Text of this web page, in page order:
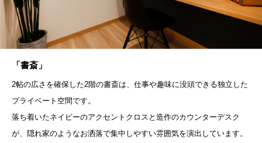
「書斎」
2帖の広さを確保した2階の書斎は、仕事や趣味に没頭できる独立した
プライベート空間です。
落ち着いたネイビーのアクセントクロスと造作のカウンターデスク
が、隠れ家のようなお洒落で集中しやすい雰囲気を演出しています。